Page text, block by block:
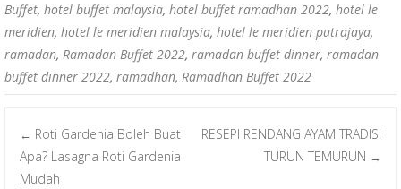
Buffet, hotel buffet malaysia, hotel buffet ramadhan 2022, hotel le
meridien, hotel le meridien malaysia, hotel le meridien putrajaya,
ramadan, Ramadan Buffet 2022, ramadan buffet dinner, ramadan
buffet dinner 2022, ramadhan, Ramadhan Buffet 2022
Post navigation
← Roti Gardenia Boleh Buat
Apa? Lasagna Roti Gardenia
Mudah
RESEPI RENDANG AYAM TRADISI
TURUN TEMURUN →